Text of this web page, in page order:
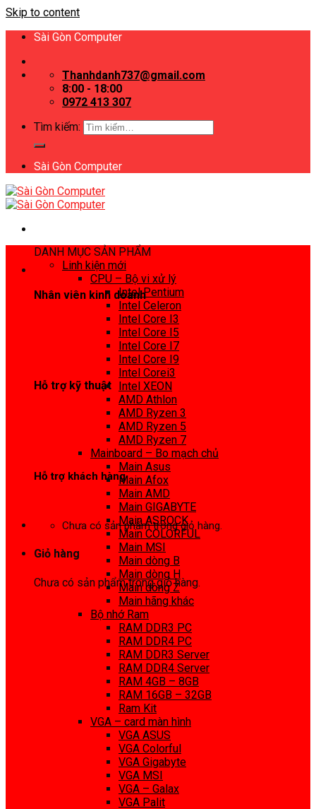
Skip to content
Sài Gòn Computer
Thanhdanh737@gmail.com
8:00 - 18:00
0972 413 307
Tìm kiếm:
Sài Gòn Computer
Nhân viên kinh doanh
Hỗ trợ kỹ thuật
Hỗ trợ khách hàng
Chưa có sản phẩm trong giỏ hàng.
Giỏ hàng
Chưa có sản phẩm trong giỏ hàng.
DANH MỤC SẢN PHẨM
Linh kiện mới
CPU – Bộ vi xử lý
Intel Pentium
Intel Celeron
Intel Core I3
Intel Core I5
Intel Core I7
Intel Core I9
Intel Corei3
Intel XEON
AMD Athlon
AMD Ryzen 3
AMD Ryzen 5
AMD Ryzen 7
Mainboard – Bo mạch chủ
Main Asus
Main Afox
Main AMD
Main GIGABYTE
Main ASROCK
Main COLORFUL
Main MSI
Main dòng B
Main dòng H
Main dòng Z
Main hãng khác
Bộ nhớ Ram
RAM DDR3 PC
RAM DDR4 PC
RAM DDR3 Server
RAM DDR4 Server
RAM 4GB – 8GB
RAM 16GB – 32GB
Ram Kit
VGA – card màn hình
VGA ASUS
VGA Colorful
VGA Gigabyte
VGA MSI
VGA – Galax
VGA Palit